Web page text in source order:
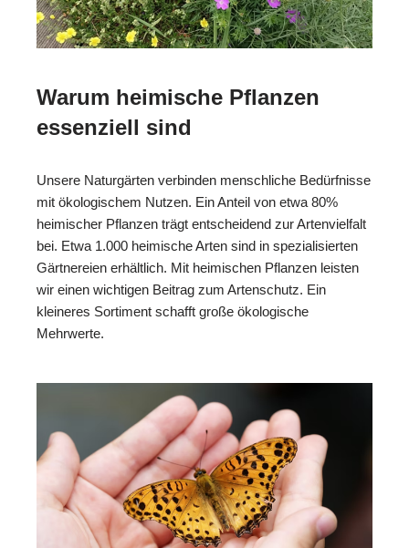
Warum heimische Pflanzen
essenziell sind
Unsere Naturgärten verbinden menschliche Bedürfnisse
mit ökologischem Nutzen. Ein Anteil von etwa 80%
heimischer Pflanzen trägt entscheidend zur Artenvielfalt
bei. Etwa 1.000 heimische Arten sind in spezialisierten
Gärtnereien erhältlich. Mit heimischen Pflanzen leisten
wir einen wichtigen Beitrag zum Artenschutz. Ein
kleineres Sortiment schafft große ökologische
Mehrwerte.